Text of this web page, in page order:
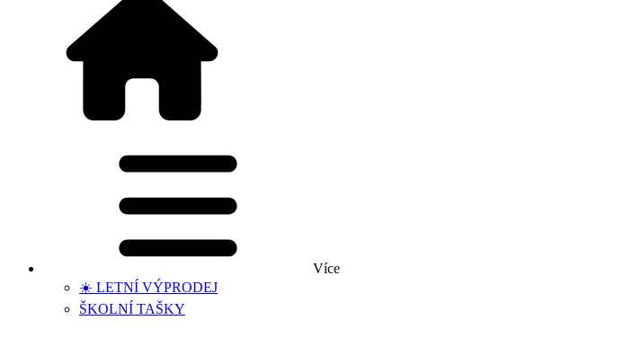
Více
☀️ LETNÍ VÝPRODEJ
ŠKOLNÍ TAŠKY